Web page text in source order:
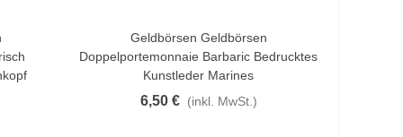
In Den Warenkorb
Geldbörsen Geldbörsen
Doppelportemonnaie Barbaric Bedrucktes
Kunstleder Marines
6,50 € (inkl. MwSt.)